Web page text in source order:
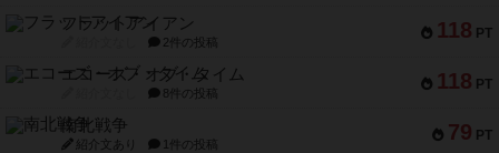
118 PT
フラットアイアン
2件の投稿
118 PT
エコーズ・オブ・タイム
8件の投稿
79 PT
南北戦争
紹介文あり 1件の投稿